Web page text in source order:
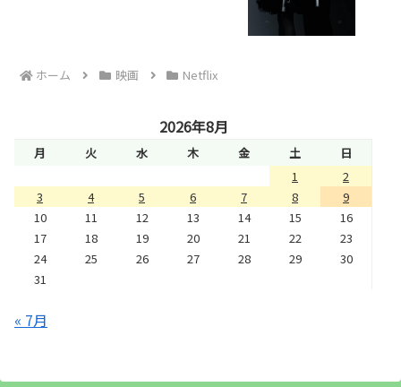
ホーム 映画 Netflix
2026年8月
月 火 水 木 金 土
日
1
2
3
4 5 6 7 8
9
10
11 12 13 14 15
16
17
18 19 20 21 22
23
24
25 26 27 28 29
30
31
« 7月